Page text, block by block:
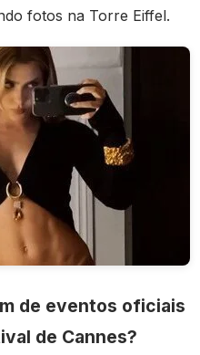
fotos na Torre Eiffel.
de eventos oficiais
de Cannes?